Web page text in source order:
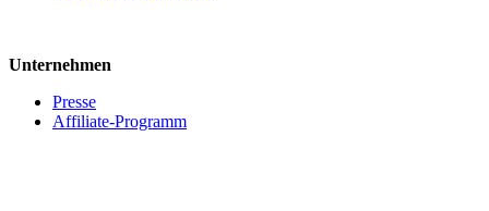
Unternehmen
Presse
Affiliate-Programm